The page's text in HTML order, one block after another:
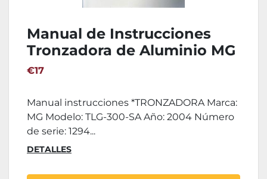
Manual de Instrucciones
Tronzadora de Aluminio MG
TLG-300-SA
€17
Manual instrucciones *TRONZADORA Marca:
MG Modelo: TLG-300-SA Año: 2004 Número
de serie: 1294...
DETALLES